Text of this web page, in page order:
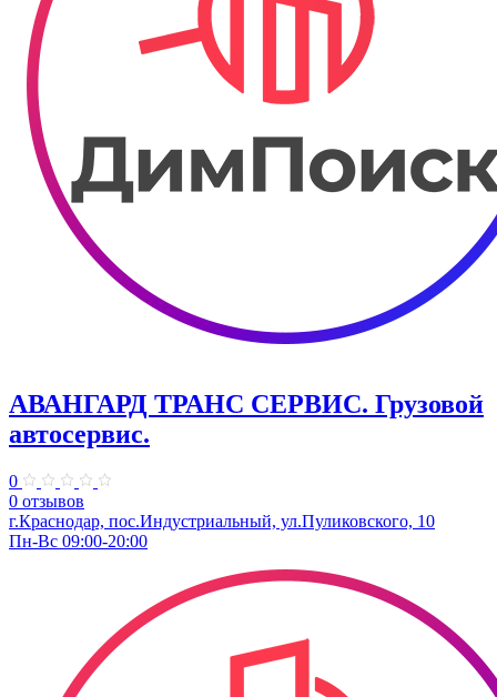
АВАНГАРД ТРАНС СЕРВИС. Грузовой
автосервис.
0
0 отзывов
г.Краснодар, пос.Индустриальный, ул.Пуликовского, 10
Пн-Вс 09:00-20:00